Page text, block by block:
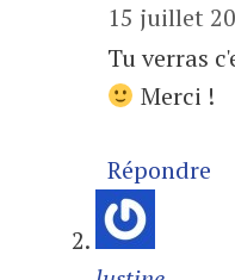
15 juillet
Tu verras
Merci !
Répondre